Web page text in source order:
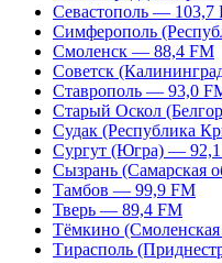
Севастополь — 103,7
Симферополь
Смоленск — 88,4 FM
Советск
Ставрополь — 93,0
Старый Оскол
Судак (Республика
Сургут (Югра) —
Сызрань (Самарская
Тамбов — 99,9 FM
Тверь — 89,4 FM
Тёмкино
Тирасполь